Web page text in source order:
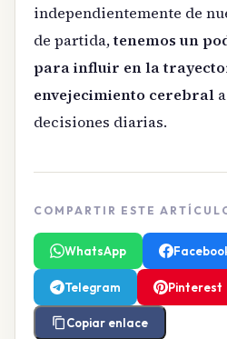
independientemente de
de partida,tenemos un
para influir en la
envejecimiento cerebral
decisiones diarias.
COMPARTIR ESTE
WhatsApp
Telegram Pinterest
Copiar enlace